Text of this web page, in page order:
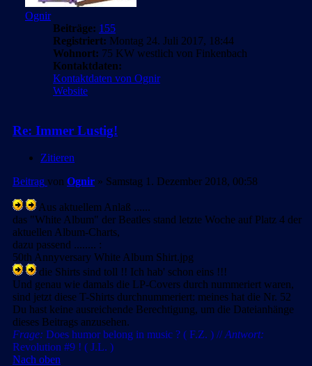
Ognir
Beiträge: 155
Registriert: Montag 24. Juli 2017, 18:44
Wohnort: 75 KW westlich von Finkenbach
Kontaktdaten:
Kontaktdaten von Ognir
Website
Re: Immer Lustig!
Zitieren
Beitrag von Ognir » Samstag 1. Dezember 2018, 00:58
Aus aktuellem Anlaß ......
das "White Album" der Beatles stand letzte Woche auf Platz 4 der
aktuellen Album-Charts,
dazu passend ........ :
50th Annyversary White Album Shirt.jpg
die Shirts sind toll !! Ich hab' schon eins !!!
Und genau wie damals die LP-Covers durch nummeriert waren,
sind jetzt diese T-Shirts durchnummeriert: meines hat die Nr. 52
Du hast keine ausreichende Berechtigung, um die Dateianhänge
dieses Beitrags anzusehen.
Frage: Does humor belong in music ? ( F.Z. ) //Antwort:
Revolution #9 ! ( J.L. )
Nach oben